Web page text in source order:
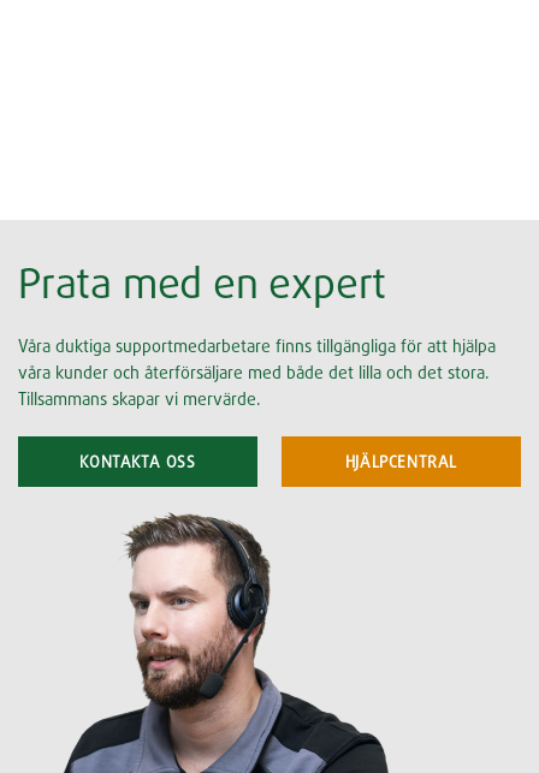
Prata med en expert
Våra duktiga supportmedarbetare finns tillgängliga för att hjälpa
våra kunder och återförsäljare med både det lilla och det stora.
Tillsammans skapar vi mervärde.
KONTAKTA OSS HJÄLPCENTRAL